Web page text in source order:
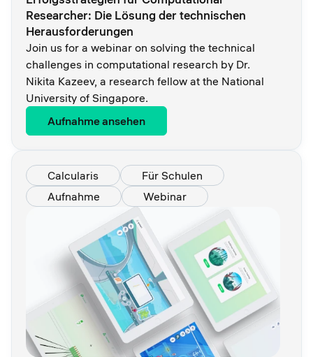
Researcher: Die Lösung der technischen
Herausforderungen
Join us for a webinar on solving the technical
challenges in computational research by Dr.
Nikita Kazeev, a research fellow at the National
University of Singapore.
Aufnahme ansehen
Calcularis
Für Schulen
Aufnahme
Webinar